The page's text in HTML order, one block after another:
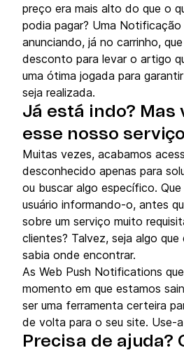
preço era mais alto do que o
podia pagar? Uma Notificação
anunciando, já no carrinho,
desconto para levar o artigo
uma ótima jogada para
seja realizada.
Já está indo? Mas
esse nosso
Muitas vezes, acabamos
desconhecido apenas para
ou buscar algo específico.
usuário informando-o, antes
sobre um serviço muito
clientes? Talvez, seja algo que
sabia onde encontrar.
As Web Push Notifications
momento em que estamos
ser uma ferramenta certeira
de volta para o seu site. Use-
Precisa de ajuda?